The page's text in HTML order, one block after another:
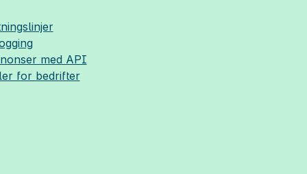
med API
for bedrifter